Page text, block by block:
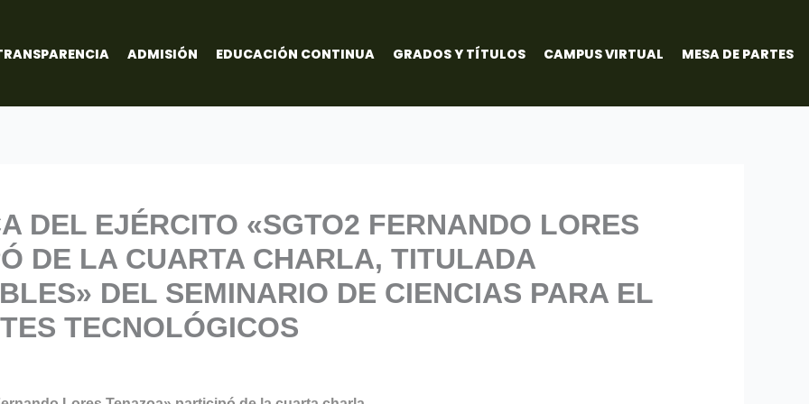
ADMISIÓN EDUCACIÓN CONTINUA GRADOS Y TÍTULOS CAMPUS VIRTUAL MESA DE PARTES
DEL EJÉRCITO «SGTO2 FERNANDO LORES
DE LA CUARTA CHARLA, TITULADA
DEL SEMINARIO DE CIENCIAS PARA EL
TECNOLÓGICOS